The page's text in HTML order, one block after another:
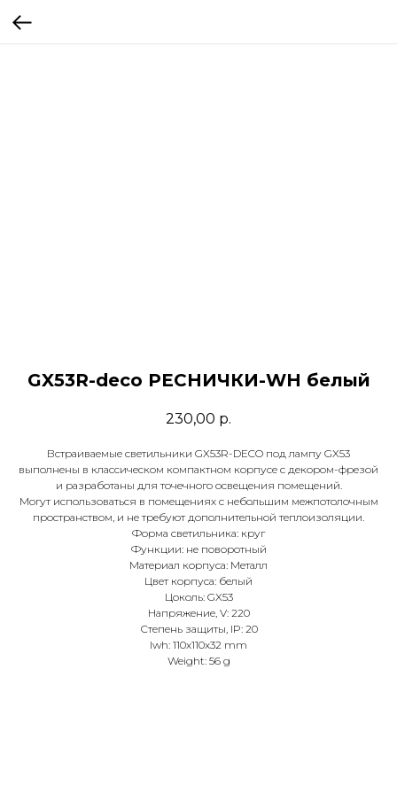
GX53R-deco РЕСНИЧКИ-WH белый
230,00 р.
Встраиваемые светильники GX53R-DECO под лампу GX53
выполнены в классическом компактном корпусе с декором-фрезой
и разработаны для точечного освещения помещений.
Могут использоваться в помещениях с небольшим межпотолочным
пространством, и не требуют дополнительной теплоизоляции.
Форма светильника: круг
Функции: не поворотный
Материал корпуса: Металл
Цвет корпуса: белый
Цоколь: GX53
Напряжение, V: 220
Степень защиты, IP: 20
lwh: 110x110x32 mm
Weight: 56 g